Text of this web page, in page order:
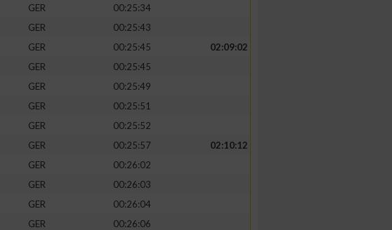
GER
00:25:34
GER
00:25:43
GER 00:25:45
02:09:02
GER
00:25:45
GER
00:25:49
GER
00:25:51
GER
00:25:52
GER 00:25:57
02:10:12
GER
00:26:02
GER
00:26:03
GER
00:26:04
GER
00:26:06